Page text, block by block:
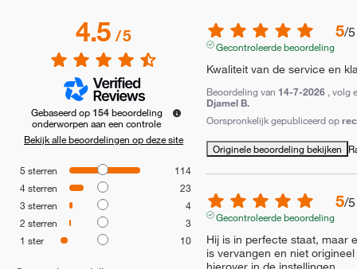
4.5/5
Gebaseerd op 154 beoordeling
onderworpen aan een controle
Bekijk alle beoordelingen op deze site
5 sterren
114
4sterren
23
3 sterren
4
2 sterren
3
1 ster 10
5/5
Gecontroleerde beoordeling
Kwaliteit van de service en
Beoordeling van 14-7-2026 , volg
Djamel B.
Oorspronkelijk gepubliceerd op
Originele beoordeling bekijken
5/5
Gecontroleerde beoordeling
Hij is in perfecte staat, maar
is vervangen en niet